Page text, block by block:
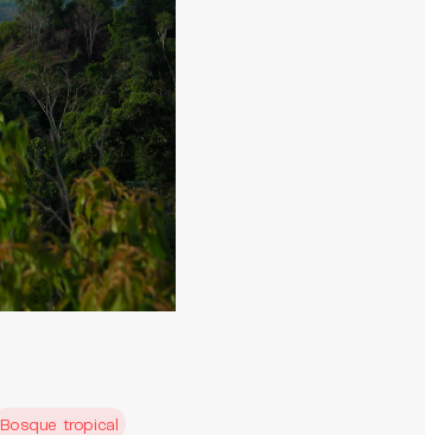
Bosque tropical